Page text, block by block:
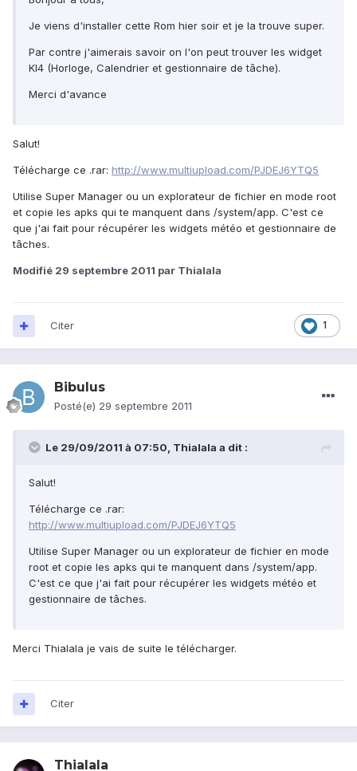
Je viens d'installer cette Rom hier soir et je la trouve super.
Par contre j'aimerais savoir on l'on peut trouver les widget
KI4 (Horloge, Calendrier et gestionnaire de tâche).
Merci d'avance
Salut!
Télécharge ce .rar: http://www.multiupload.com/PJDEJ6YTQ5
Utilise Super Manager ou un explorateur de fichier en mode root
et copie les apks qui te manquent dans /system/app. C'est ce
que j'ai fait pour récupérer les widgets météo et gestionnaire de
tâches.
Modifié 29 septembre 2011 par Thialala
1
Citer
Bibulus
Posté(e) 29 septembre 2011
Le 29/09/2011 à 07:50, Thialala a dit :
Salut!
Télécharge ce .rar:
http://www.multiupload.com/PJDEJ6YTQ5
Utilise Super Manager ou un explorateur de fichier en mode
root et copie les apks qui te manquent dans /system/app.
C'est ce que j'ai fait pour récupérer les widgets météo et
gestionnaire de tâches.
Merci Thialala je vais de suite le télécharger.
Citer
Thialala